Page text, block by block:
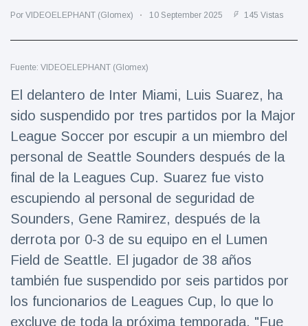
Juegos
(160)
(121)
Salud y forma física
(73)
Viajes y Aventura
(77)
Últimas noticias
SKAI News
in English |
07/10/2025
9000 Vistas
Halloween -
31 de
octubre!
8 May
7432
Por VIDEOELEPHANT (Glomex) 10 September 2025 145 Vistas
Fuente: VIDEOELEPHANT (Glomex)
El delantero de Inter Miami, Luis Suarez, ha
sido suspendido por tres partidos por la Major
League Soccer por escupir a un miembro del
personal de Seattle Sounders después de la
final de la Leagues Cup. Suarez fue visto
escupiendo al personal de seguridad de
Sounders, Gene Ramirez, después de la
derrota por 0-3 de su equipo en el Lumen
Field de Seattle. El jugador de 38 años
también fue suspendido por seis partidos por
los funcionarios de Leagues Cup, lo que lo
excluye de toda la próxima temporada. "Fue